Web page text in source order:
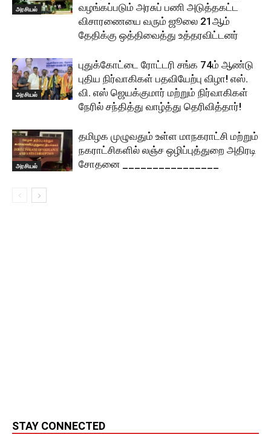
அரசியல்
வழங்கப்படும் அரசுப் பணி அடுத்தகட்ட
விசாரணையை வரும் ஜூலை 21ஆம்
தேதிக்கு ஒத்திவைத்து உத்தரவிட்டனர்
அரசியல்
புதுக்கோட்டை ரோட்டரி சங்க 74ம் ஆண்டு
புதிய நிர்வாகிகள் பதவியேற்பு விழா! எஸ்.
வி. எஸ் ஜெயக்குமார் மற்றும் நிர்வாகிகள்
நேரில் சந்தித்து வாழ்த்து தெரிவித்தார்!
அரசியல்
தமிழக முழுவதும் உள்ள மாநகராட்சி மற்றும்
நகராட்சிகளில் லஞ்ச ஒழிப்புத்துறை அதிரடி
சோதனை ________________
STAY CONNECTED